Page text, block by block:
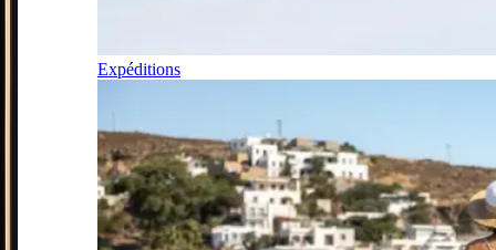
Expéditions